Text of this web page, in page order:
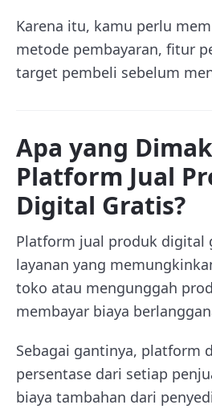
Karena itu, kamu perlu
metode pembayaran, fitur
target pembeli sebelum
Apa yang
Platform Jual
Digital Gratis?
Platform jual produk digital
layanan yang
toko atau mengunggah
membayar biaya
Sebagai gantinya, platform
persentase dari setiap
biaya tambahan dari